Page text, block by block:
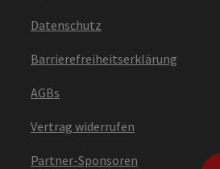
Datenschutz
Barrierefreiheitserklärung
AGBs
Vertrag widerrufen
Partner-Sponsoren